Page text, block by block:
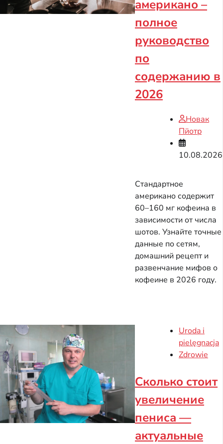
американо –
полное
руководство
по
содержанию в
2026
Новак
Пйотр
10.08.2026
Стандартное
американо содержит
60–160 мг кофеина в
зависимости от числа
шотов. Узнайте точные
данные по сетям,
домашний рецепт и
развенчание мифов о
кофеине в 2026 году.
Uroda i
pielęgnacja
Zdrowie
Сколько стоит
увеличение
пениса —
актуальные